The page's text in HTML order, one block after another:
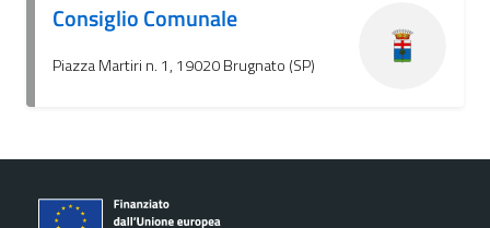
Consiglio Comunale
Piazza Martiri n. 1, 19020 Brugnato (SP)